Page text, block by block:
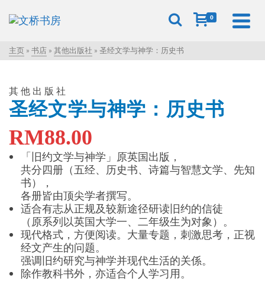
0
主页 » 书店 » 其他出版社 » 圣经文学与神学：历史书
其他出版社
圣经文学与神学：历史书
RM88.00
「旧约文学与神学」原英国出版，
共分四册（五经、历史书、诗篇与智慧文学、先知
书），
各册皆由顶尖学者撰写。
适合有志从正规及较新途径研读旧约的信徒
（原系列以英国大学一、二年级生为对象）。
现代格式，方便阅读。大量专题，刺激思考，正视
经文产生的问题。
强调旧约研究与神学并现代生活的关係。
除作教科书外，亦适合个人学习用。